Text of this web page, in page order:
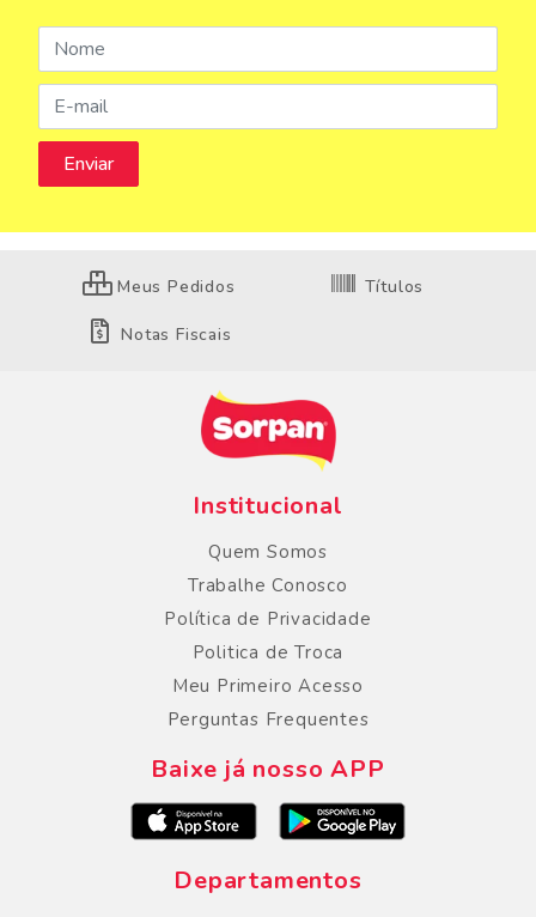
Meus Pedidos Títulos
Notas Fiscais
Institucional
Quem Somos
Trabalhe Conosco
Política de Privacidade
Politica de Troca
Meu Primeiro Acesso
Perguntas Frequentes
Baixe já nosso APP
Departamentos